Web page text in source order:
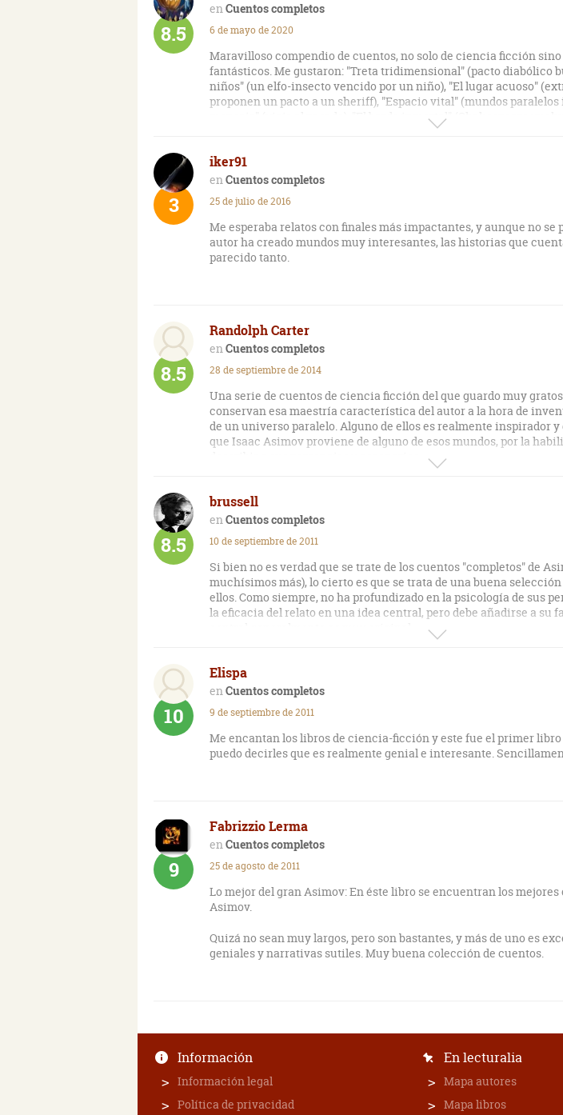
Cuentos completos
8.5 6 de mayo de 2020
Maravilloso compendio de cuentos, no solo de ciencia ficción
fantásticos. Me gustaron: "Treta tridimensional" (pacto diabólico
niños" (un elfo-insecto vencido por un niño), "El lugar acuoso"
proponen un pacto a un sheriff), "Espacio vital" (mundos
mensaje" (viaje al pasado), "El bardo inmortal" (Shakespeare
día" (un robot cuenta cuentos), "Soñar es un asunto privado"
(extraterrestres vigilan a la humanidad), "Todos los males del
ordenador que rige la sociedad desea morir), "Manchas verdes"
"Conducto C" (alienígenas capturan una nave humana), "Aquí no
(una máquina con sentimientos), "Un día tan hermoso" (puertas
instante), "¿Qué es esa cosa llamada amor?" (extraterrestres
unión humana) y "Los ojos hacen algo más que ver" (energías
añoran a sus antiguos cuerpos). Hacen honor a la fama del escritor.
iker91
Cuentos completos
3 25 de julio de 2016
Me esperaba relatos con finales más impactantes, y aunque no se
autor ha creado mundos muy interesantes, las historias que
parecido tanto.
Randolph Carter
Cuentos completos
8.5 28 de septiembre de 2014
Una serie de cuentos de ciencia ficción del que guardo muy
conservan esa maestría característica del autor a la hora de
de un universo paralelo. Alguno de ellos es realmente inspirador
que Isaac Asimov proviene de alguno de esos mundos, por la
brussell
Cuentos completos
8.5 10 de septiembre de 2011
Si bien no es verdad que se trate de los cuentos "completos" de
muchísimos más), lo cierto es que se trata de una buena selección
ellos. Como siempre, no ha profundizado en la psicología de sus
la eficacia del relato en una idea central, pero debe añadirse a su
Elispa
Cuentos completos
10 9 de septiembre de 2011
Me encantan los libros de ciencia-ficción y este fue el primer libro
puedo decirles que es realmente genial e interesante.
Fabrizzio Lerma
Cuentos completos
9 25 de agosto de 2011
Lo mejor del gran Asimov: En éste libro se encuentran los mejores
Asimov.
Quizá no sean muy largos, pero son bastantes, y más de uno es
geniales y narrativas sutiles. Muy buena colección de cuentos.
Información
Información legal
Política de privacidad
En lecturalia
Mapa autores
Mapa libros